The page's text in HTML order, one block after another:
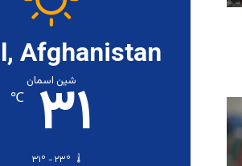
Afghanistan
شین اسمان
۳۱ ℃